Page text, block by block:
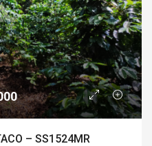
– SS1524MR